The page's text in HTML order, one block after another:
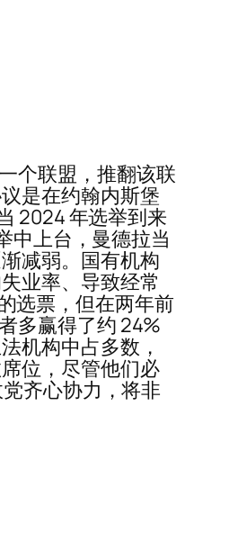
个联盟，推翻该联
是在约翰内斯堡
2024 年选举到来
中上台，曼德拉当
减弱。国有机构
业率、导致经常
选票，但在两年前
多赢得了约 24%
机构中占多数，
位，尽管他们必
齐心协力，将非